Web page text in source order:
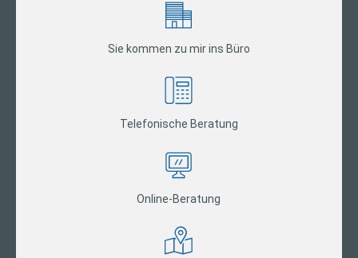
Sie kommen zu mir ins Büro
Telefonische Beratung
Online-Beratung